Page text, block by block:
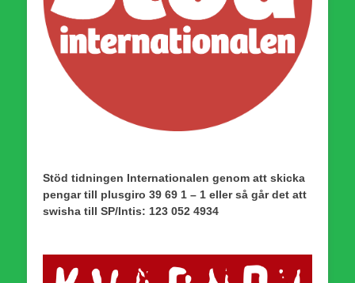
Stöd tidningen Internationalen genom att skicka
pengar till plusgiro 39 69 1 – 1 eller så går det att
swisha till SP/Intis: 123 052 4934